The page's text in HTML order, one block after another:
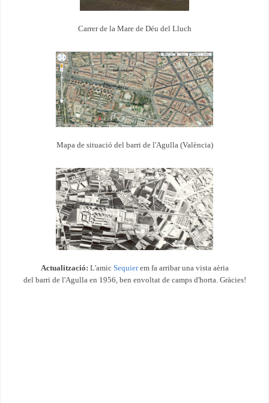
Carrer de la Mare de Déu del Lluch
Mapa de situació del barri de l'Agulla (València)
Actualització: L'amic Sequierem fa arribar una vista aèria
del barri de l'Agulla en 1956, ben envoltat de camps d'horta. Gràcies!